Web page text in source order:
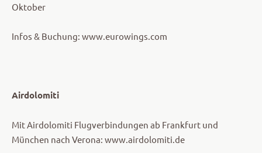
Oktober
Infos & Buchung: www.eurowings.com
Airdolomiti
Mit Airdolomiti Flugverbindungen ab Frankfurt und
München nach Verona: www.airdolomiti.de